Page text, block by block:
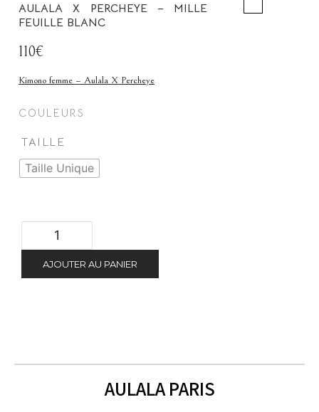
AULALA X PERCHEYE – MILLE
FEUILLE BLANC
110€
Kimono femme – Aulala X Percheye
COULEURS
TAILLE
Taille Unique
AJOUTER AU PANIER
AULALA PARIS